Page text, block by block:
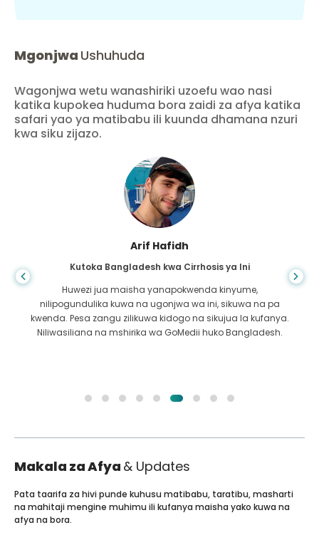
Mgonjwa Ushuhuda
Wagonjwa wetu wanashiriki uzoefu wao nasi
katika kupokea huduma bora zaidi za afya katika
safari yao ya matibabu ili kuunda dhamana nzuri
kwa siku zijazo.
Arif Hafidh
Kutoka Bangladesh kwa Cirrhosis ya Ini
Huwezi jua maisha yanapokwenda kinyume,
nilipogundulika kuwa na ugonjwa wa ini, sikuwa na pa
kwenda. Pesa zangu zilikuwa kidogo na sikujua la kufanya.
Niliwasiliana na mshirika wa GoMedii huko Bangladesh.
Makala za Afya & Updates
Pata taarifa za hivi punde kuhusu matibabu, taratibu, masharti
na mahitaji mengine muhimu ili kufanya maisha yako kuwa na
afya na bora.